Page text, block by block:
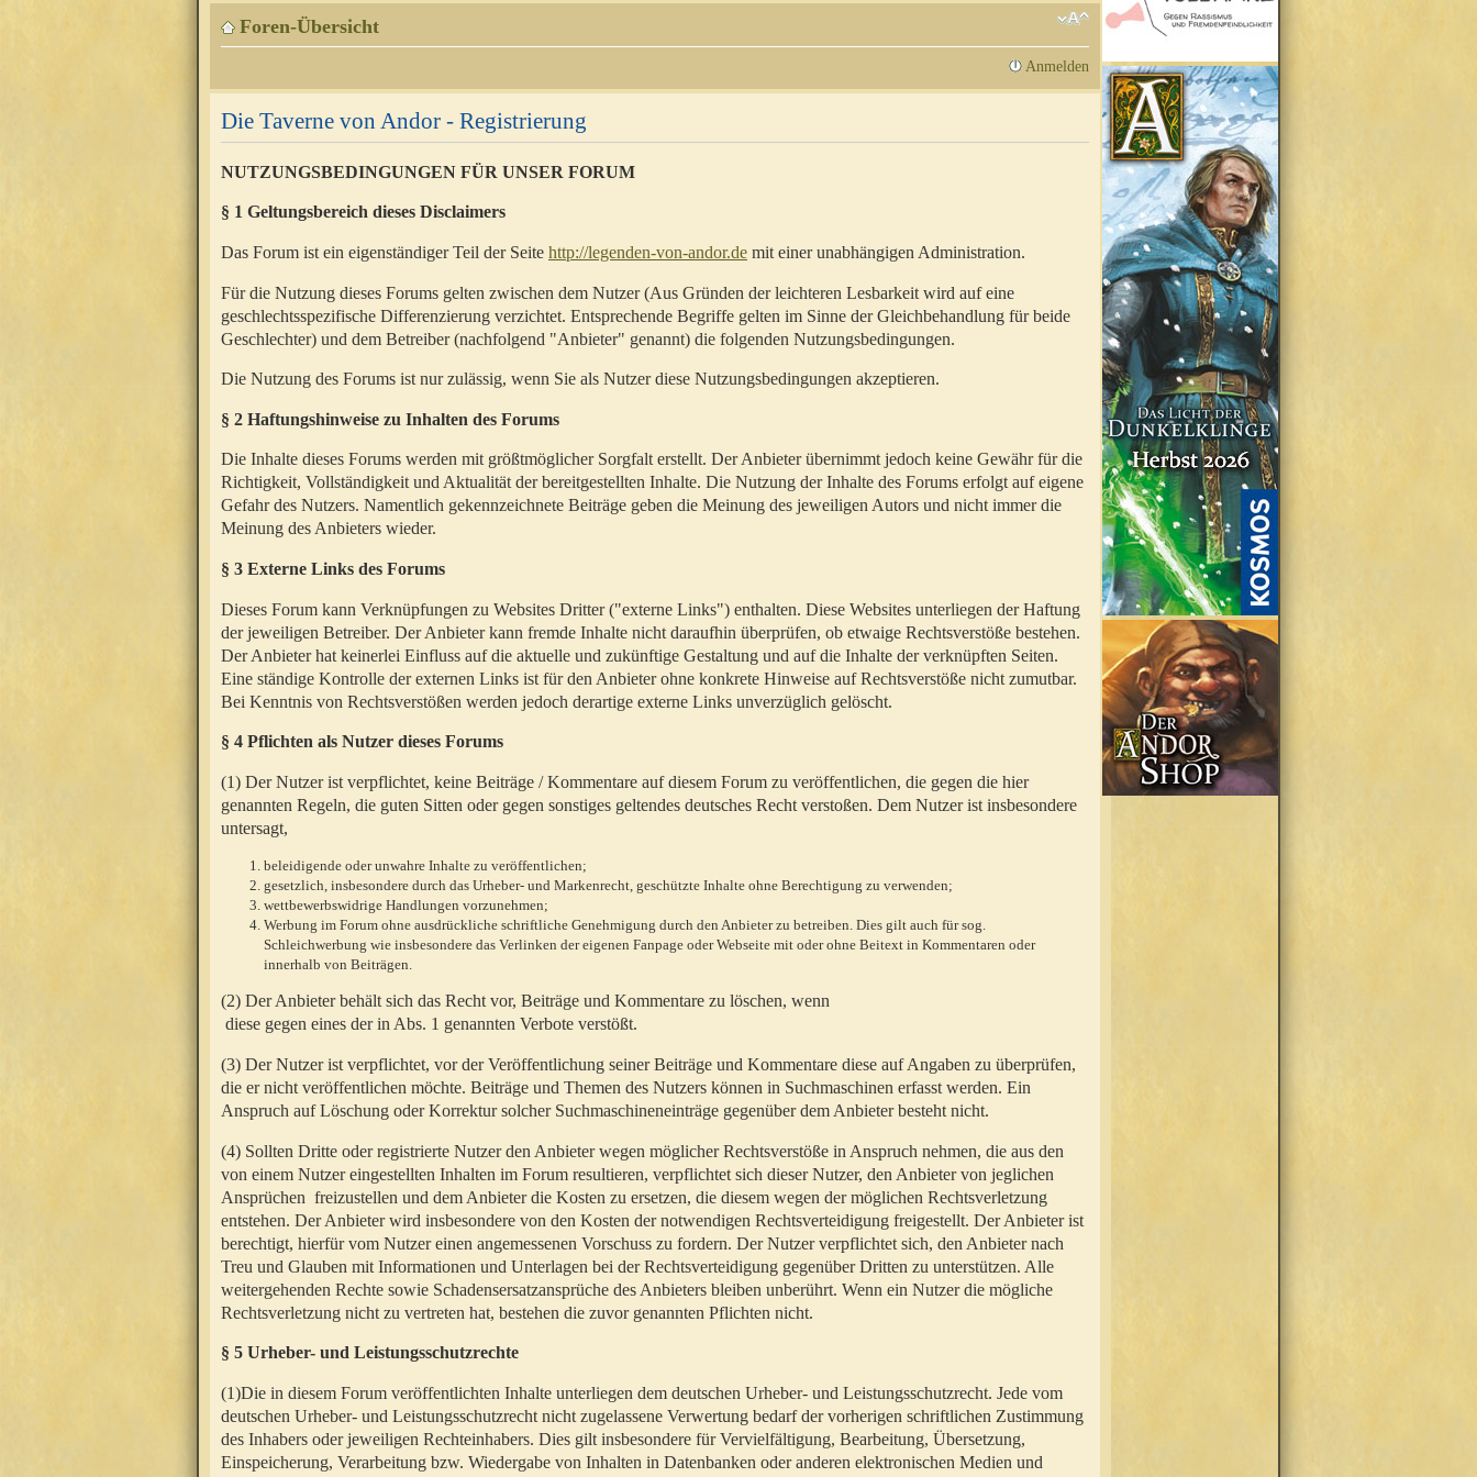
Foren-Übersicht
Anmelden
Die Taverne von Andor - Registrierung
NUTZUNGSBEDINGUNGEN FÜR UNSER FORUM
§ 1 Geltungsbereich dieses Disclaimers
Das Forum ist ein eigenständiger Teil der Seite http://legenden-von-andor.de mit einer unabhängigen Administration.
Für die Nutzung dieses Forums gelten zwischen dem Nutzer (Aus Gründen der leichteren Lesbarkeit wird auf eine
geschlechtsspezifische Differenzierung verzichtet. Entsprechende Begriffe gelten im Sinne der Gleichbehandlung für beide
Geschlechter) und dem Betreiber (nachfolgend "Anbieter" genannt) die folgenden Nutzungsbedingungen.
Die Nutzung des Forums ist nur zulässig, wenn Sie als Nutzer diese Nutzungsbedingungen akzeptieren.
§ 2 Haftungshinweise zu Inhalten des Forums
Die Inhalte dieses Forums werden mit größtmöglicher Sorgfalt erstellt. Der Anbieter übernimmt jedoch keine Gewähr für die
Richtigkeit, Vollständigkeit und Aktualität der bereitgestellten Inhalte. Die Nutzung der Inhalte des Forums erfolgt auf eigene
Gefahr des Nutzers. Namentlich gekennzeichnete Beiträge geben die Meinung des jeweiligen Autors und nicht immer die
Meinung des Anbieters wieder.
§ 3 Externe Links des Forums
Dieses Forum kann Verknüpfungen zu Websites Dritter ("externe Links") enthalten. Diese Websites unterliegen der Haftung
der jeweiligen Betreiber. Der Anbieter kann fremde Inhalte nicht daraufhin überprüfen, ob etwaige Rechtsverstöße bestehen.
Der Anbieter hat keinerlei Einfluss auf die aktuelle und zukünftige Gestaltung und auf die Inhalte der verknüpften Seiten.
Eine ständige Kontrolle der externen Links ist für den Anbieter ohne konkrete Hinweise auf Rechtsverstöße nicht zumutbar.
Bei Kenntnis von Rechtsverstößen werden jedoch derartige externe Links unverzüglich gelöscht.
§ 4 Pflichten als Nutzer dieses Forums
(1) Der Nutzer ist verpflichtet, keine Beiträge / Kommentare auf diesem Forum zu veröffentlichen, die gegen die hier
genannten Regeln, die guten Sitten oder gegen sonstiges geltendes deutsches Recht verstoßen. Dem Nutzer ist insbesondere
untersagt,
beleidigende oder unwahre Inhalte zu veröffentlichen;
gesetzlich, insbesondere durch das Urheber- und Markenrecht, geschützte Inhalte ohne Berechtigung zu verwenden;
wettbewerbswidrige Handlungen vorzunehmen;
Werbung im Forum ohne ausdrückliche schriftliche Genehmigung durch den Anbieter zu betreiben. Dies gilt auch für sog.
Schleichwerbung wie insbesondere das Verlinken der eigenen Fanpage oder Webseite mit oder ohne Beitext in Kommentaren oder
innerhalb von Beiträgen.
(2) Der Anbieter behält sich das Recht vor, Beiträge und Kommentare zu löschen, wenn
diese gegen eines der in Abs. 1 genannten Verbote verstößt.
(3) Der Nutzer ist verpflichtet, vor der Veröffentlichung seiner Beiträge und Kommentare diese auf Angaben zu überprüfen,
die er nicht veröffentlichen möchte. Beiträge und Themen des Nutzers können in Suchmaschinen erfasst werden. Ein
Anspruch auf Löschung oder Korrektur solcher Suchmaschineneinträge gegenüber dem Anbieter besteht nicht.
(4) Sollten Dritte oder registrierte Nutzer den Anbieter wegen möglicher Rechtsverstöße in Anspruch nehmen, die aus den
von einem Nutzer eingestellten Inhalten im Forum resultieren, verpflichtet sich dieser Nutzer, den Anbieter von jeglichen
Ansprüchen freizustellen und dem Anbieter die Kosten zu ersetzen, die diesem wegen der möglichen Rechtsverletzung
entstehen. Der Anbieter wird insbesondere von den Kosten der notwendigen Rechtsverteidigung freigestellt. Der Anbieter ist
berechtigt, hierfür vom Nutzer einen angemessenen Vorschuss zu fordern. Der Nutzer verpflichtet sich, den Anbieter nach
Treu und Glauben mit Informationen und Unterlagen bei der Rechtsverteidigung gegenüber Dritten zu unterstützen. Alle
weitergehenden Rechte sowie Schadensersatzansprüche des Anbieters bleiben unberührt. Wenn ein Nutzer die mögliche
Rechtsverletzung nicht zu vertreten hat, bestehen die zuvor genannten Pflichten nicht.
§ 5 Urheber- und Leistungsschutzrechte
(1)Die in diesem Forum veröffentlichten Inhalte unterliegen dem deutschen Urheber- und Leistungsschutzrecht. Jede vom
deutschen Urheber- und Leistungsschutzrecht nicht zugelassene Verwertung bedarf der vorherigen schriftlichen Zustimmung
des Inhabers oder jeweiligen Rechteinhabers. Dies gilt insbesondere für Vervielfältigung, Bearbeitung, Übersetzung,
Einspeicherung, Verarbeitung bzw. Wiedergabe von Inhalten in Datenbanken oder anderen elektronischen Medien und